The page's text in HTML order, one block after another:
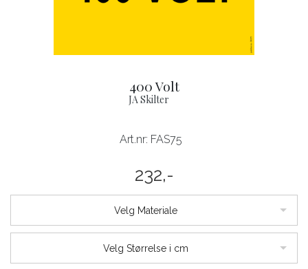
400 Volt
JA Skilter
Art.nr: FAS75
232,-
Velg Materiale
Velg Størrelse i cm